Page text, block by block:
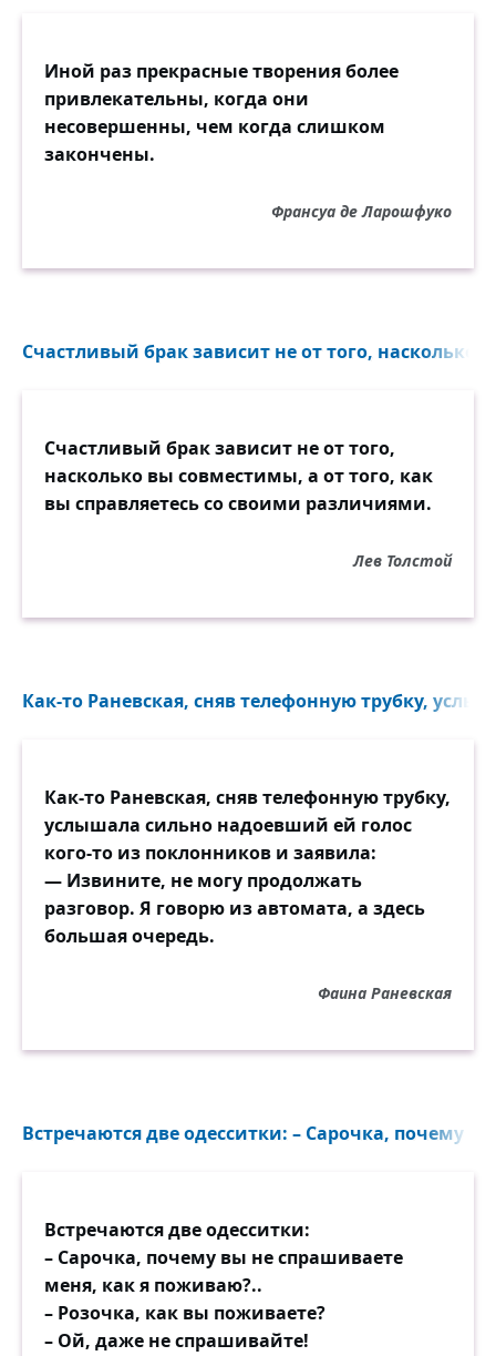
Иной раз прекрасные творения более
привлекательны, когда они
несовершенны, чем когда слишком
закончены.
Франсуа де Ларошфуко
Счастливый брак зависит не от того, насколько
Счастливый брак зависит не от того,
насколько вы совместимы, а от того, как
вы справляетесь со своими различиями.
Лев Толстой
Как-то Раневская, сняв телефонную трубку,
Как-то Раневская, сняв телефонную трубку,
услышала сильно надоевший ей голос
кого-то из поклонников и заявила:
— Извините, не могу продолжать
разговор. Я говорю из автомата, а здесь
большая очередь.
Фаина Раневская
Встречаются две одесситки: – Сарочка, почему
Встречаются две одесситки:
– Сарочка, почему вы не спрашиваете
меня, как я поживаю?..
– Розочка, как вы поживаете?
– Ой, даже не спрашивайте!